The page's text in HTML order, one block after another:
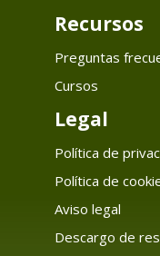
Recursos
Preguntas
Cursos
Legal
Política de
Política de
Aviso legal
Descargo de